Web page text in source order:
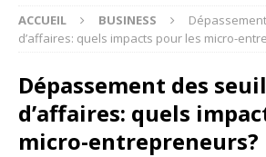
ACCUEIL BUSINESS
d’affaires: quels impacts pour les micro-
Dépassement des
d’affaires: quels
micro-entrepreneurs?